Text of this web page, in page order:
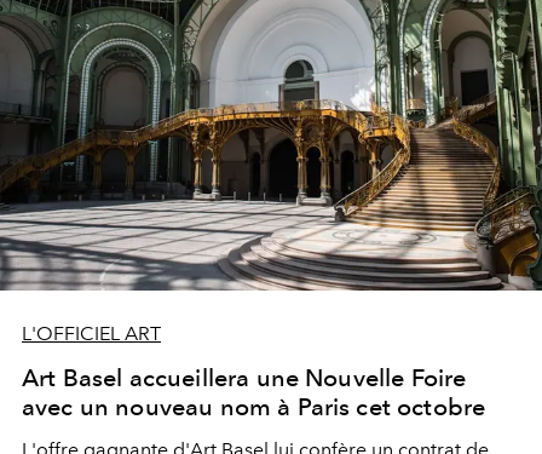
L'OFFICIEL ART
Art Basel accueillera une Nouvelle Foire
avec un nouveau nom à Paris cet octobre